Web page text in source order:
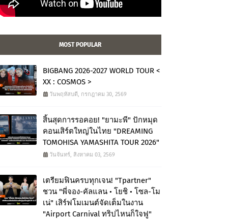
MOST POPULAR
BIGBANG 2026-2027 WORLD TOUR <
XX : COSMOS >
วันพฤหัสบดี, กรกฎาคม 30, 2569
สิ้นสุดการรอคอย! "ยามะพี" ปักหมุด
คอนเสิร์ตใหญ่ในไทย "DREAMING
TOMOHISA YAMASHITA TOUR 2026"
วันจันทร์, สิงหาคม 03, 2569
เตรียมฟินครบทุกเจน! "Tpartner"
ชวน "พี่จอง-คัลแลน • โยชิ • โซล-โม
เน่" เสิร์ฟโมเมนต์จัดเต็มในงาน
"Airport Carnival ทริปไหนก็ใจฟู"